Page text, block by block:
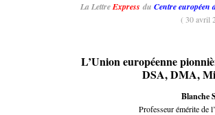
La LettreExpress du Centre européen
( 30 avril
L’Union européenne
DSA, DMA,
Blanche
Professeur émérite de